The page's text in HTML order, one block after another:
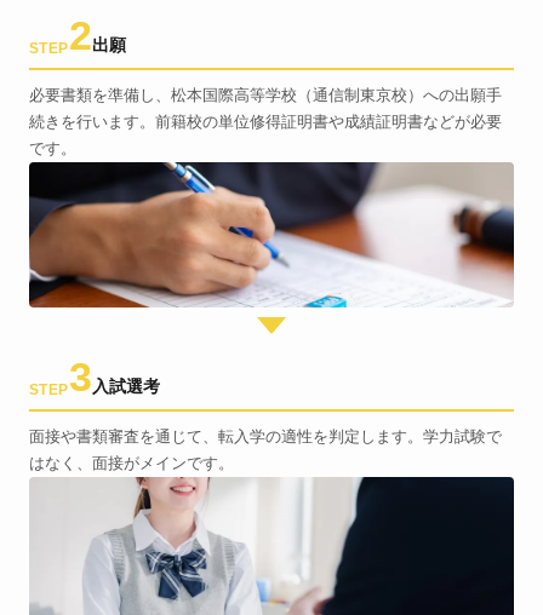
STEP2出願
必要書類を準備し、松本国際高等学校（通信制東京校）への出願手
続きを行います。前籍校の単位修得証明書や成績証明書などが必要
です。
STEP3 入試選考
面接や書類審査を通じて、転入学の適性を判定します。学力試験で
はなく、面接がメインです。